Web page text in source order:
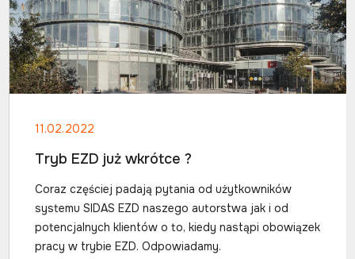
11.02.2022
Tryb EZD już wkrótce ?
Coraz częściej padają pytania od użytkowników
systemu SIDAS EZD naszego autorstwa jak i od
potencjalnych klientów o to, kiedy nastąpi obowiązek
pracy w trybie EZD. Odpowiadamy.